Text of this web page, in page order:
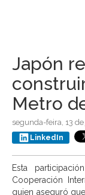
Japón
Metro
segunda-feira, 13
LinkedIn
Esta
Cooperación
quien aseguró